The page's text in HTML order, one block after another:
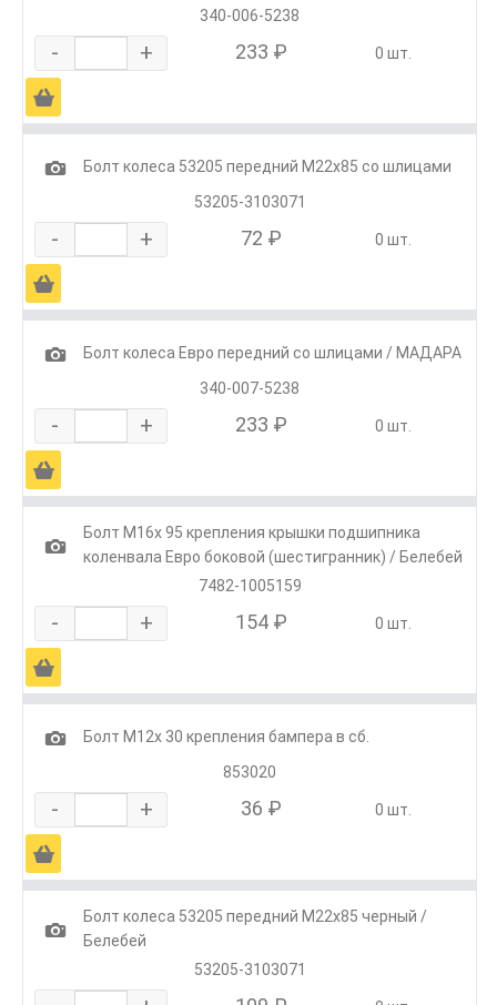
340-006-5238
- + 233 ₽ 0 шт.
Ä
1
Болт колеса 53205 передний М22х85 со шлицами
53205-3103071
- + 72 ₽ 0 шт.
Ä
1
Болт колеса Евро передний со шлицами / МАДАРА
340-007-5238
- + 233 ₽ 0 шт.
Ä
1
Болт М16х 95 крепления крышки подшипника
коленвала Евро боковой (шестигранник) / Белебей
7482-1005159
- + 154 ₽ 0 шт.
Ä
1
Болт М12х 30 крепления бампера в сб.
853020
- + 36 ₽ 0 шт.
Ä
1
Болт колеса 53205 передний М22х85 черный /
Белебей
53205-3103071